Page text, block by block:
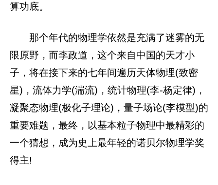
算功底。
那个年代的物理学依然是充满了迷雾的无
限原野，而李政道，这个来自中国的天才小
子，将在接下来的七年间遍历天体物理(致密
星)，流体力学(湍流)，统计物理(李-杨定律)，
凝聚态物理(极化子理论)，量子场论(李模型)的
重要难题，最终，以基本粒子物理中最精彩的
一个猜想，成为史上最年轻的诺贝尔物理学奖
得主!